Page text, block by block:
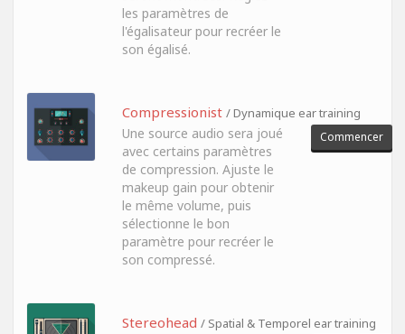
les paramètres de
l'égalisateur pour recréer le
son égalisé.
Compressionist / Dynamique ear training
Une source audio sera joué
avec certains paramètres
de compression. Ajuste le
makeup gain pour obtenir
le même volume, puis
sélectionne le bon
paramètre pour recréer le
son compressé.
Commencer
Stereohead / Spatial & Temporel ear training